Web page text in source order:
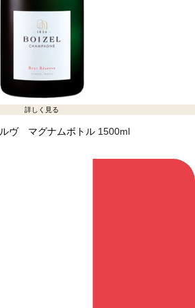
詳しく見る
ヴ マグナムボトル 1500ml